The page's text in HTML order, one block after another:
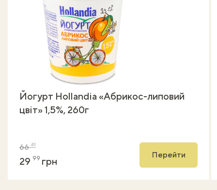
Йогурт Hollandia «Абрикос-липовий
цвіт» 1,5%, 260г
6649
29 99 грн
Перейти